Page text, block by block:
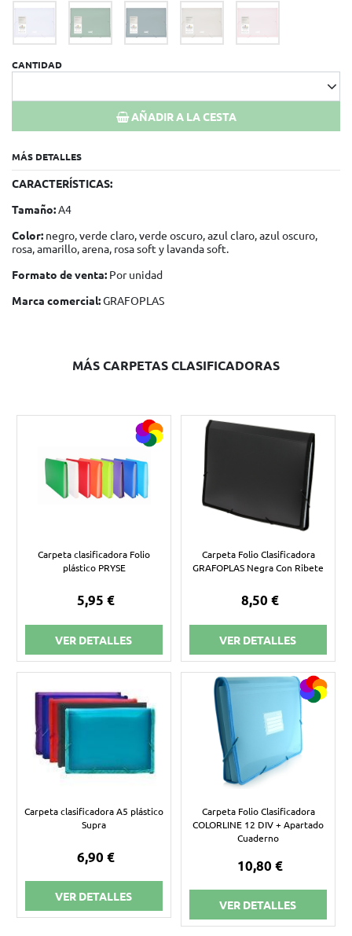
CANTIDAD
AÑADIR A LA CESTA
MÁS DETALLES
CARACTERÍSTICAS:
Tamaño:A4
Color: negro, verde claro, verde oscuro, azul claro, azul oscuro,
rosa, amarillo, arena, rosa soft y lavanda soft.
Formato de venta: Por unidad
Marca comercial:GRAFOPLAS
MÁS CARPETAS CLASIFICADORAS
Carpeta clasificadora Folio
plástico PRYSE
5,95 €
VER DETALLES
Carpeta Folio Clasificadora
GRAFOPLAS Negra Con Ribete
8,50 €
VER DETALLES
Carpeta clasificadora A5 plástico
Supra
6,90 €
VER DETALLES
Carpeta Folio Clasificadora
COLORLINE 12 DIV + Apartado
Cuaderno
10,80 €
VER DETALLES